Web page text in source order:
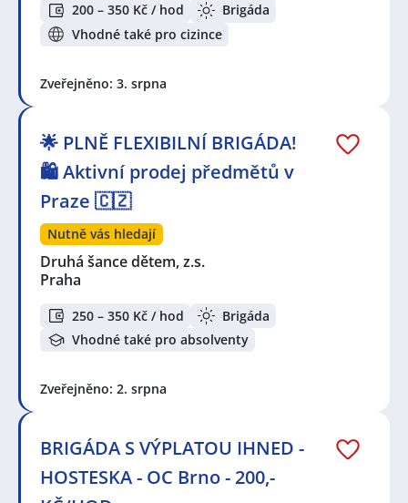
200 – 350 Kč / hod
Brigáda
Vhodné také pro cizince
Zveřejněno: 3. srpna
🌟 PLNĚ FLEXIBILNÍ BRIGÁDA!
🛍️ Aktivní prodej předmětů v
Praze 🇨🇿
Nutně vás hledají
Druhá šance dětem, z.s.
Praha
250 – 350 Kč / hod
Brigáda
Vhodné také pro absolventy
Zveřejněno: 2. srpna
BRIGÁDA S VÝPLATOU IHNED -
HOSTESKA - OC Brno - 200,-